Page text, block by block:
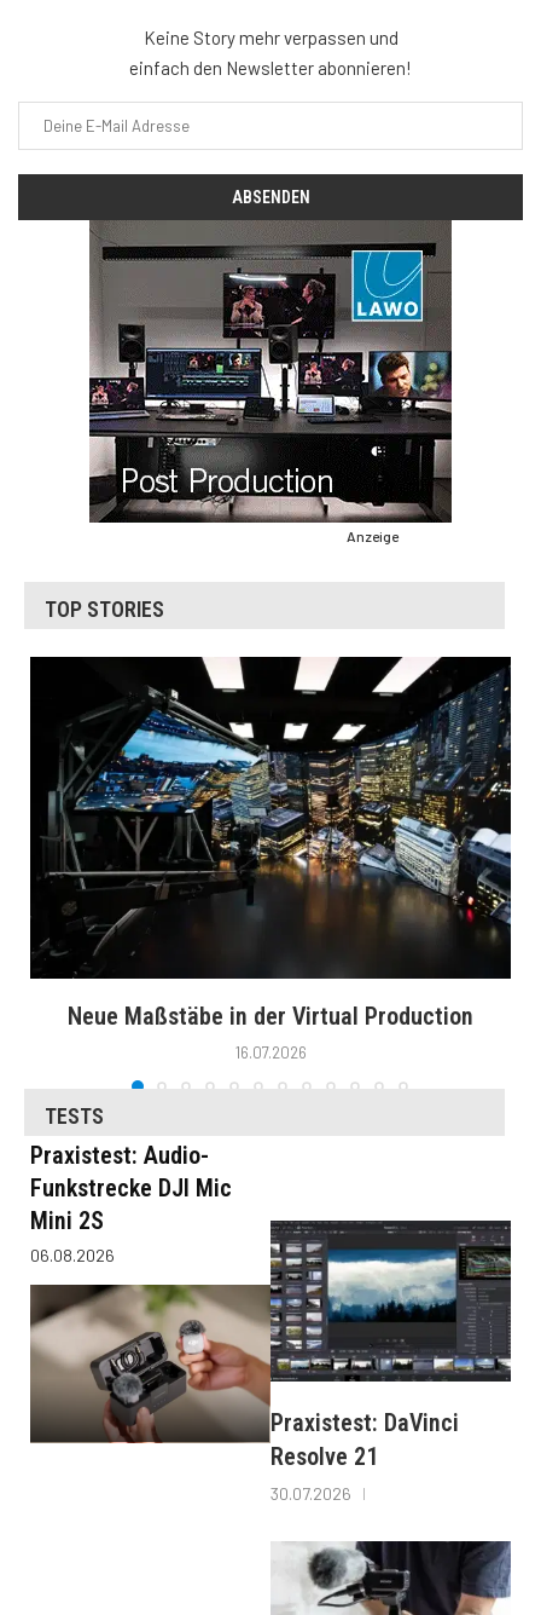
Keine Story mehr verpassen und
einfach den Newsletter abonnieren!
Anzeige
TOP STORIES
Neue Maßstäbe in der Virtual Production
16.07.2026
TESTS
Praxistest: Audio-
Funkstrecke DJI Mic
Mini 2S
06.08.2026
Praxistest: DaVinci
Resolve 21
30.07.2026